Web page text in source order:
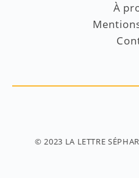
À
© 2023 LA LETTRE